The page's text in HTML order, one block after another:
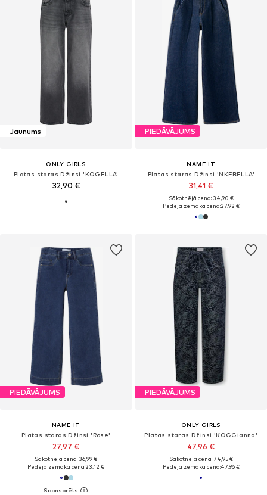
Jaunums
ONLY GIRLS
Platas staras Džinsi 'KOGELLA'
32,90 €
PIEDĀVĀJUMS
NAME IT
Platas staras Džinsi 'NKFBELLA'
31,41 €
Sākotnējā cena: 34,90 €
Pēdējā zemākā cena:27,92 €
PIEDĀVĀJUMS
NAME IT
Platas staras Džinsi 'Rose'
27,97 €
Sākotnējā cena: 36,99 €
Pēdējā zemākā cena:23,12 €
PIEDĀVĀJUMS
ONLY GIRLS
Platas staras Džinsi 'KOGGianna'
47,96 €
Sākotnējā cena: 74,95 €
Pēdējā zemākā cena:47,96 €